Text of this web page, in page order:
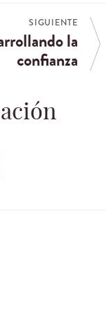
SIGUIENTE
la
confianza